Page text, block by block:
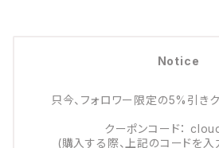
Notice
只今、フォロワー限定の5%引き
クーポンコード：
(購入する際、上記のコードを入